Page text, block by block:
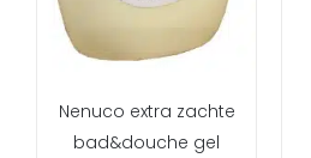
Nenuco extra zachte
bad&douche gel